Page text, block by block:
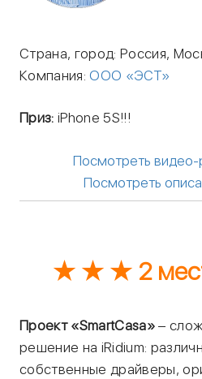
Страна, город: Россия,
Компания:ООО «ЭСТ»
Приз: iPhone 5S!!!
Посмотреть видео-
Посмотреть
★ ★ ★ 2
Проект «SmartCasa» –
решение на iRidium:
собственные драйверы,